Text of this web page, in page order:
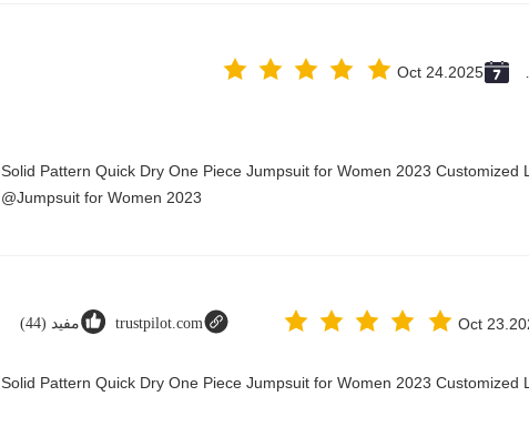
Oct 24.2025
Solid Pattern Quick Dry One Piece Jumpsuit for Women 2023
Jumpsuit for Women 2023@
Oct
trustpilot.com مفید (44)
Solid Pattern Quick Dry One Piece Jumpsuit for Women 2023 Customized